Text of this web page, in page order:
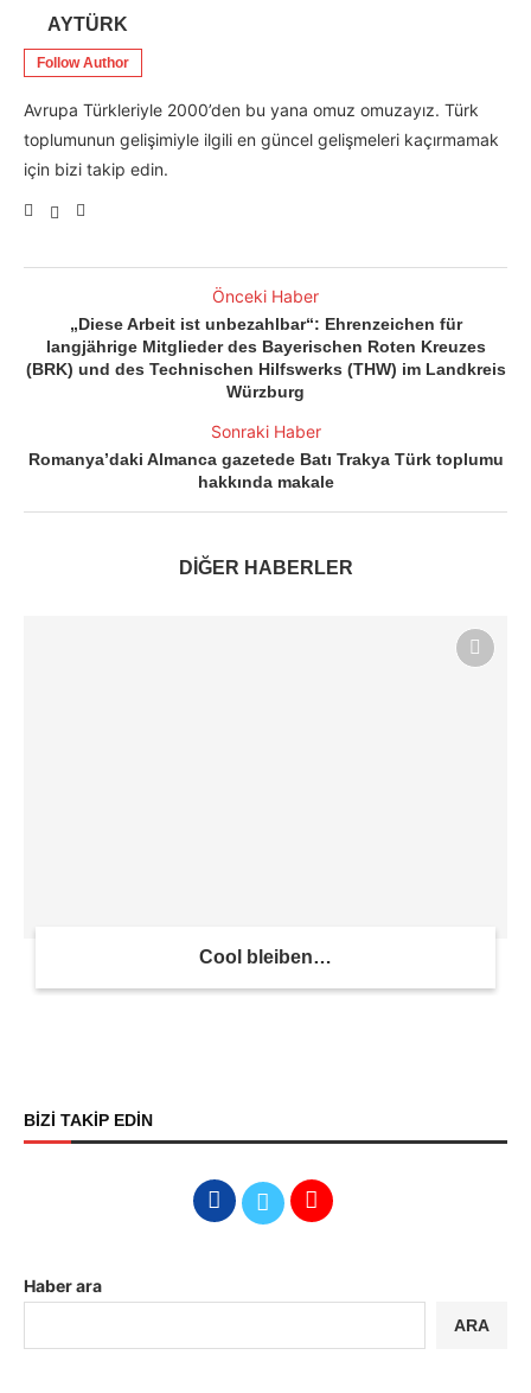
AYTÜRK
Follow Author
Avrupa Türkleriyle 2000’den bu yana omuz omuzayız. Türk
toplumunun gelişimiyle ilgili en güncel gelişmeleri kaçırmamak
için bizi takip edin.
Önceki Haber
„Diese Arbeit ist unbezahlbar“: Ehrenzeichen für
langjährige Mitglieder des Bayerischen Roten Kreuzes
(BRK) und des Technischen Hilfswerks (THW) im Landkreis
Würzburg
Sonraki Haber
Romanya’daki Almanca gazetede Batı Trakya Türk toplumu
hakkında makale
DİĞER HABERLER
Cool bleiben…
BİZİ TAKİP EDİN
Haber ara
ARA